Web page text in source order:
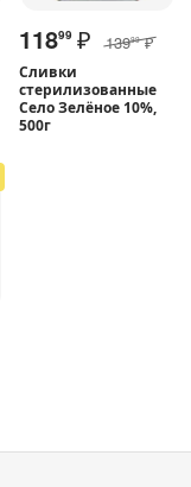
11899 ₽ 13999 ₽
Сливки
стерилизованные
Село Зелёное 10%,
500г